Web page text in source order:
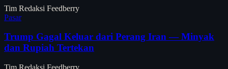
Tim Redaksi Feedberry
Pasar
Trump Gagal Keluar dari Perang Iran — Minyak
dan Rupiah Tertekan